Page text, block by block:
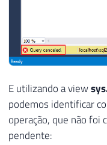
E utilizando a view
podemos identificar
operação, que não foi
pendente: